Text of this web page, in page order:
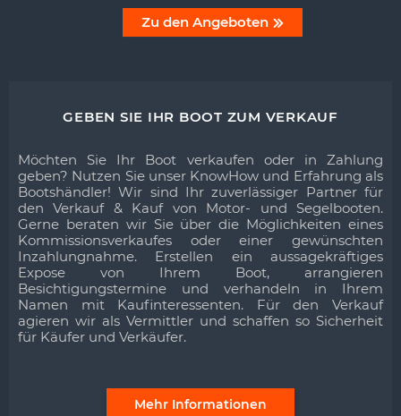
Zu den Angeboten
GEBEN SIE IHR BOOT ZUM VERKAUF
Möchten Sie Ihr Boot verkaufen oder in Zahlung
geben? Nutzen Sie unser KnowHow und Erfahrung als
Bootshändler! Wir sind Ihr zuverlässiger Partner für
den Verkauf & Kauf von Motor- und Segelbooten.
Gerne beraten wir Sie über die Möglichkeiten eines
Kommissionsverkaufes oder einer gewünschten
Inzahlungnahme. Erstellen ein aussagekräftiges
Expose von Ihrem Boot, arrangieren
Besichtigungstermine und verhandeln in Ihrem
Namen mit Kaufinteressenten. Für den Verkauf
agieren wir als Vermittler und schaffen so Sicherheit
für Käufer und Verkäufer.
Mehr Informationen